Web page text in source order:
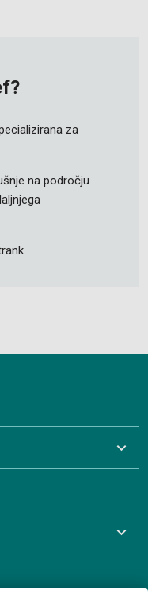
za
na področju